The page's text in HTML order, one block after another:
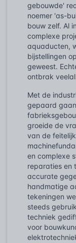
gebouwde'
noemer 'as-
bouw zelf. Al
complexe
aquaducten,
bijstellingen
geweest.
ontbrak
Met de
gepaard
groeide de
van de
en complexe
reparaties en
accurate
handmatige
tekeningen
steeds
techniek
voor